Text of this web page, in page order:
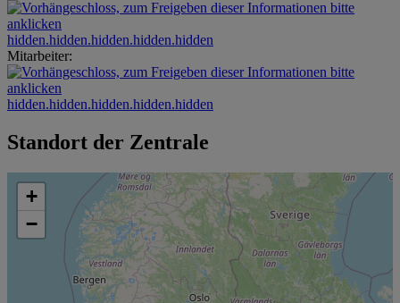
hidden.hidden.hidden.hidden.hidden
Mitarbeiter:
hidden.hidden.hidden.hidden.hidden
Standort der Zentrale
+
−